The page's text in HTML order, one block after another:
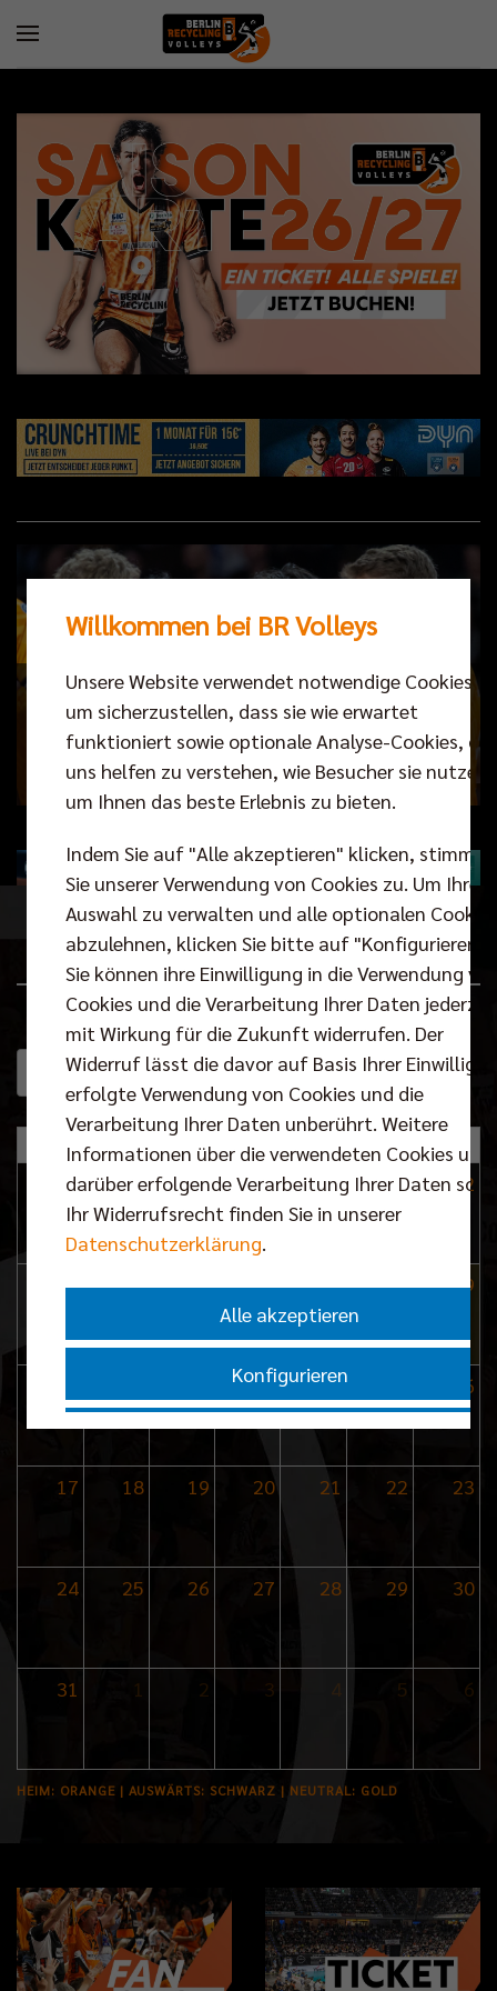
Mit Klick stimmen Sie der Übertragung von Daten
an YouTube zu.
Video starten
Kalender
Heute August 2026
Di Mi Do Fr Sa
So
27
28 29 30 31 1 2
3 4 5 6 7 8 9
13 14 16
17 18 19 20 21 22 23
24 25 26 27 28 29 30
31 1 2 3 5 6
HEIM: ORANGE | AUSWÄRTS: SCHWARZ | NEUTRAL: GOLD
Willkommen bei BR Volleys
Unsere Website verwendet notwendige Cookies,
um sicherzustellen, dass sie wie erwartet
funktioniert sowie optionale Analyse-Cookies, die
uns helfen zu verstehen, wie Besucher sie nutzen,
um Ihnen das beste Erlebnis zu bieten.
Indem Sie auf "Alle akzeptieren" klicken, stimmen
Sie unserer Verwendung von Cookies zu. Um Ihre
Auswahl zu verwalten und alle optionalen Cookies
abzulehnen, klicken Sie bitte auf "Konfigurieren".
Sie können ihre Einwilligung in die Verwendung
Cookies und die Verarbeitung Ihrer Daten
mit Wirkung für die Zukunft widerrufen. Der
Widerruf lässt die davor auf Basis Ihrer
erfolgte Verwendung von Cookies und die
Verarbeitung Ihrer Daten unberührt. Weitere
Informationen über die verwendeten Cookies und
darüber erfolgende Verarbeitung Ihrer Daten
Ihr Widerrufsrecht finden Sie in unserer
Datenschutzerklärung.
Alle akzeptieren
Konfigurieren
Nur essenzielle Cookies akzeptieren